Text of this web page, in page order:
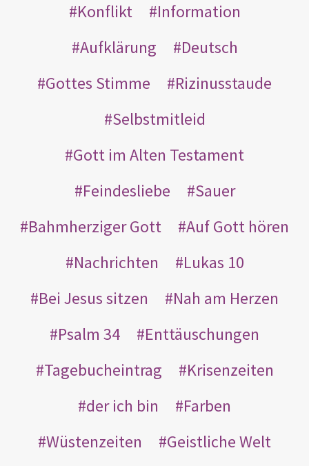
Konflikt
Information
Aufklärung
Deutsch
Gottes Stimme
Rizinusstaude
Selbstmitleid
Gott im Alten Testament
Feindesliebe
Sauer
Bahmherziger Gott
Auf Gott hören
Nachrichten
Lukas 10
Bei Jesus sitzen
Nah am Herzen
Psalm 34
Enttäuschungen
Tagebucheintrag
Krisenzeiten
der ich bin
Farben
Wüstenzeiten
Geistliche Welt